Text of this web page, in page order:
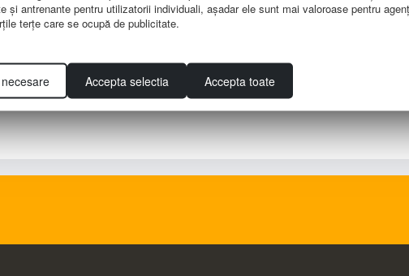
concluzii si concept prin observare, sortare,asociere , sa inainteze
ofera posibilitatea imbunatatirii activitatii
şi antrenante pentru utilizatorii individuali, aşadar ele sunt mai valoroase pentru
terţe care se ocupă de publicitate.
Accepta selectia Accepta toate